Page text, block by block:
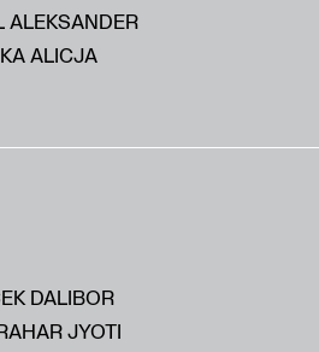
ALEKSANDER
ALICJA
DALIBOR
JYOTI